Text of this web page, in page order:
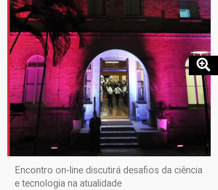
Encontro on-line discutirá desafios da ciência
e tecnologia na atualidade